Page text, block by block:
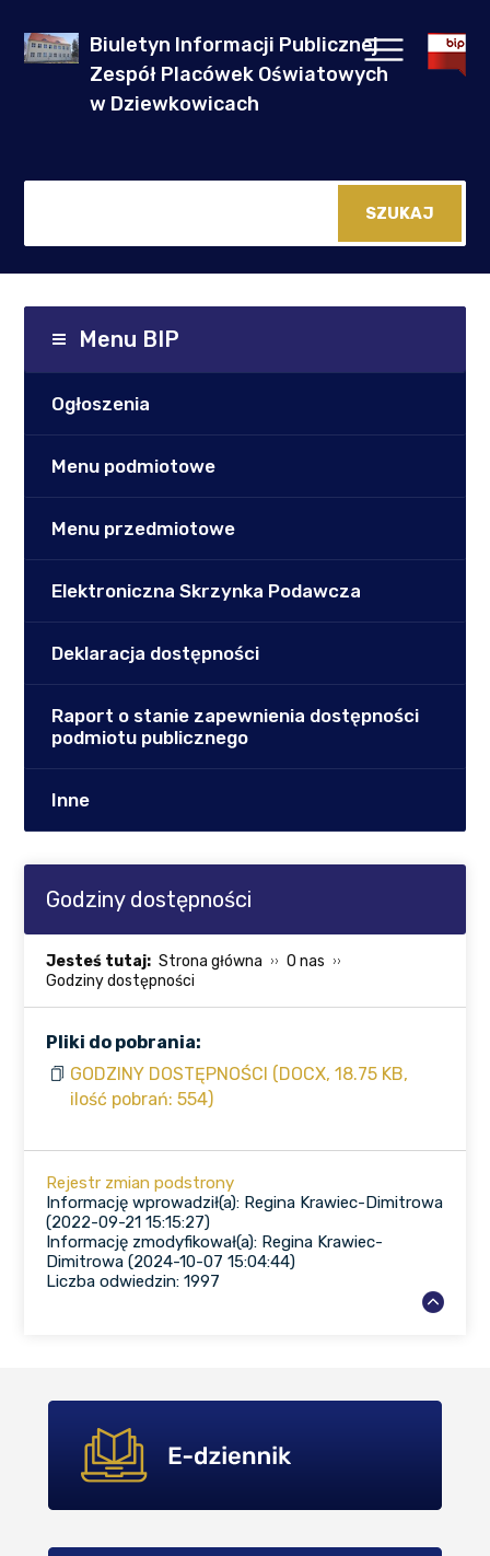
Biuletyn Informacji Publicznej
Zespół Placówek Oświatowych
w Dziewkowicach
Menu BIP
Ogłoszenia
Menu podmiotowe
Menu przedmiotowe
Elektroniczna Skrzynka Podawcza
Deklaracja dostępności
Raport o stanie zapewnienia dostępności
podmiotu publicznego
Inne
Godziny dostępności
Jesteś tutaj: Strona główna
O nas
Godziny dostępności
Pliki do pobrania:
GODZINY DOSTĘPNOŚCI (DOCX, 18.75 KB,
ilość pobrań: 554)
Rejestr zmian podstrony
Informację wprowadził(a): Regina Krawiec-Dimitrowa
(2022-09-21 15:15:27)
Informację zmodyfikował(a): Regina Krawiec-
Dimitrowa (2024-10-07 15:04:44)
Liczba odwiedzin: 1997